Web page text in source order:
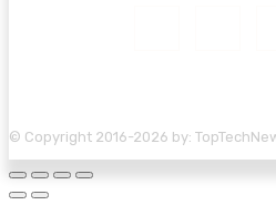
© Copyright 2016-2026 by: